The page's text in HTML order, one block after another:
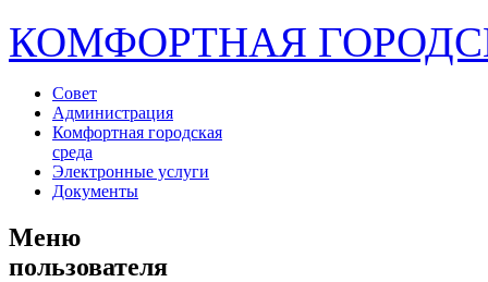
КОМФОРТНАЯ
Совет
Администрация
Комфортная городская
среда
Электронные услуги
Документы
Меню
пользователя